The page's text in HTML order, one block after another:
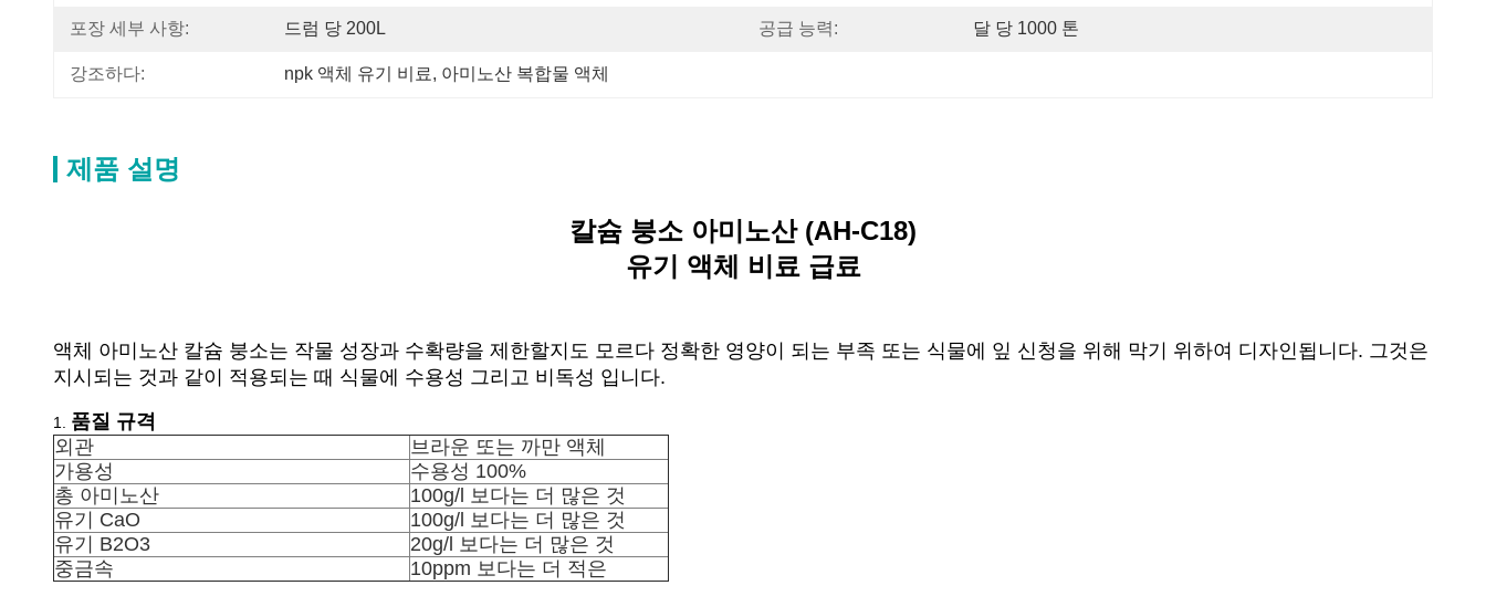
포장 세부 사항: 드럼 당 200L 공급 능력: 달 당 1000 톤
강조하다: npk 액체 유기 비료, 아미노산 복합물 액체
제품 설명
칼슘 붕소 아미노산 (AH-C18)
유기 액체 비료 급료
액체 아미노산 칼슘 붕소는 작물 성장과 수확량을 제한할지도 모르다 정확한 영양이 되는 부족 또는 식물에 잎 신청을 위해 막기 위하여 디자인됩니다. 그것은
지시되는 것과 같이 적용되는 때 식물에 수용성 그리고 비독성 입니다.
1. 품질 규격
외관
브라운 또는 까만 액체
가용성
수용성 100%
총 아미노산
100g/l 보다는 더 많은 것
유기 CaO
100g/l 보다는 더 많은 것
유기 B2O3
20g/l 보다는 더 많은 것
중금속
10ppm 보다는 더 적은